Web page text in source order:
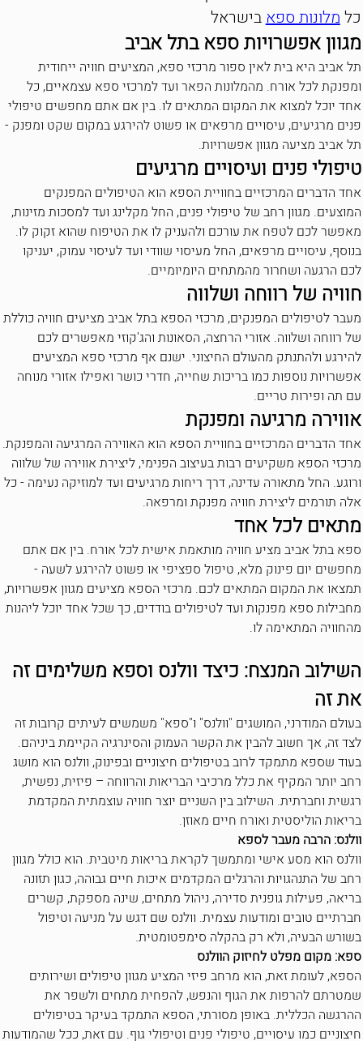
כלמלונות ספאבישראל
מגוון אפשרויות ספא בתל אביב
תל אביב היא בית לאין ספור מרכזי ספא, המציעים חוויה ייחודית
ומפנקת לכל אורח. מהמלונות הפאר ועד למרכזי ספא עצמאיים, כל
אחד יוכל למצוא את המקום המתאים לו. בין אם אתם מחפשים טיפולי
פנים מרגיעים, עיסויים מרפאים או פשוט להירגע במקום שקט ומפנק -
תל אביב מציעה מגוון אפשרויות.
טיפולי פנים ועיסויים מרגיעים
אחד הדברים המרכזיים בחוויית הספא הוא הטיפולים המפנקים
המוצעים. מגוון רחב של טיפולי פנים, החל מקלינג ועד למסכות מזינות,
מאפשר לכם לטפח את עורכם ולהעניק לו את הטיפוח שהוא זקוק לו.
בנוסף, עיסויים מרפאים, החל מעיסוי שוודי ועד לעיסוי עמוק, יעניקו
לכם הרגעה ושחרור מהמתחים היומיומיים.
חוויה של רווחה ושלווה
מעבר לטיפולים המפנקים, מרכזי הספא בתל אביב מציעים חוויה כוללת
של רווחה ושלווה. אזורי הרחצה, הסאונות והג'קוזי מאפשרים לכם
להירגע ולהתנתק מהעולם החיצוני. ישנם אף מרכזי ספא המציעים
אפשרויות נוספות כמו בריכות שחייה, חדרי כושר ואפילו אזורי מנוחה
עם תה ופירות טריים.
אווירה מרגיעה ומפנקת
אחד הדברים המרכזיים בחוויית הספא הוא האווירה המרגיעה והמפנקת.
מרכזי הספא משקיעים רבות בעיצוב הפנימי, ליצירת אווירה של שלווה
ורוגע. החל מתאורה עדינה, דרך ריחות מרגיעים ועד למוזיקה נעימה - כל
אלה תורמים ליצירת חוויה מפנקת ומרפאה.
מתאים לכל אחד
ספא בתל אביב מציע חוויה מותאמת אישית לכל אורח. בין אם אתם
מחפשים יום פינוק מלא, טיפול ספציפי או פשוט להירגע לשעה -
תמצאו את המקום המתאים לכם. מרכזי הספא מציעים מגוון אפשרויות,
מחבילות ספא מפנקות ועד לטיפולים בודדים, כך שכל אחד יוכל ליהנות
מהחוויה המתאימה לו.
השילוב המנצח: כיצד וולנס וספא משלימים זה
את זה
בעולם המודרני, המושגים "וולנס" ו"ספא" משמשים לעיתים קרובות זה
לצד זה, אך חשוב להבין את הקשר העמוק והסינרגיה הקיימת ביניהם.
בעוד שספא מתמקד לרוב בטיפולים חיצוניים ובפינוק, וולנס הוא מושג
רחב יותר המקיף את כלל מרכיבי הבריאות והרווחה – פיזית, נפשית,
רגשית וחברתית. השילוב בין השניים יוצר חוויה עוצמתית המקדמת
בריאות הוליסטית ואורח חיים מאוזן.
וולנס: הרבה מעבר לספא
וולנס הוא מסע אישי ומתמשך לקראת בריאות מיטבית. הוא כולל מגוון
רחב של התנהגויות והרגלים המקדמים איכות חיים גבוהה, כגון תזונה
בריאה, פעילות גופנית סדירה, ניהול מתחים, שינה מספקת, קשרים
חברתיים טובים ומודעות עצמית. וולנס שם דגש על מניעה וטיפול
בשורש הבעיה, ולא רק בהקלה סימפטומטית.
ספא: מקום מפלט לחיזוק הוולנס
הספא, לעומת זאת, הוא מרחב פיזי המציע מגוון טיפולים ושירותים
שמטרתם להרפות את הגוף והנפש, להפחית מתחים ולשפר את
ההרגשה הכללית. באופן מסורתי, הספא התמקד בעיקר בטיפולים
חיצוניים כמו עיסויים, טיפולי פנים וטיפולי גוף. עם זאת, ככל שהמודעות